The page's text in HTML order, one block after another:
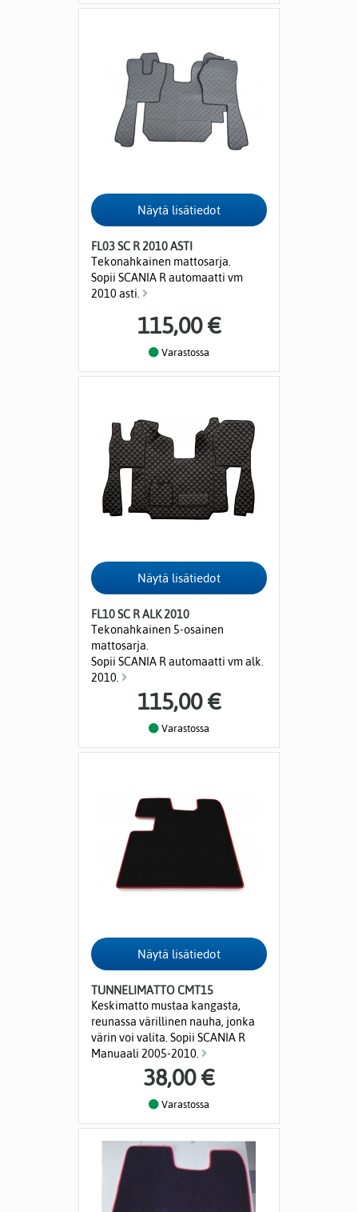
FL03 SC R 2010 ASTI
Tekonahkainen mattosarja.
Sopii SCANIA R automaatti vm
2010 asti.
115,00 €
Varastossa
FL10 SC R ALK 2010
Tekonahkainen 5-osainen
mattosarja.
Sopii SCANIA R automaatti vm alk.
2010.
115,00 €
Varastossa
TUNNELIMATTO CMT15
Keskimatto mustaa kangasta,
reunassa värillinen nauha, jonka
värin voi valita. Sopii SCANIA R
Manuaali 2005-2010.
38,00 €
Varastossa